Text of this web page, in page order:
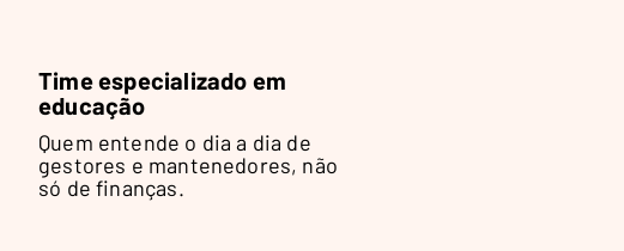
Time especializado em
educação
Quem entende o dia a dia de
gestores e mantenedores, não
só de finanças.